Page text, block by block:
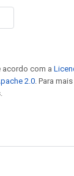
acordo com a
2.0. Para